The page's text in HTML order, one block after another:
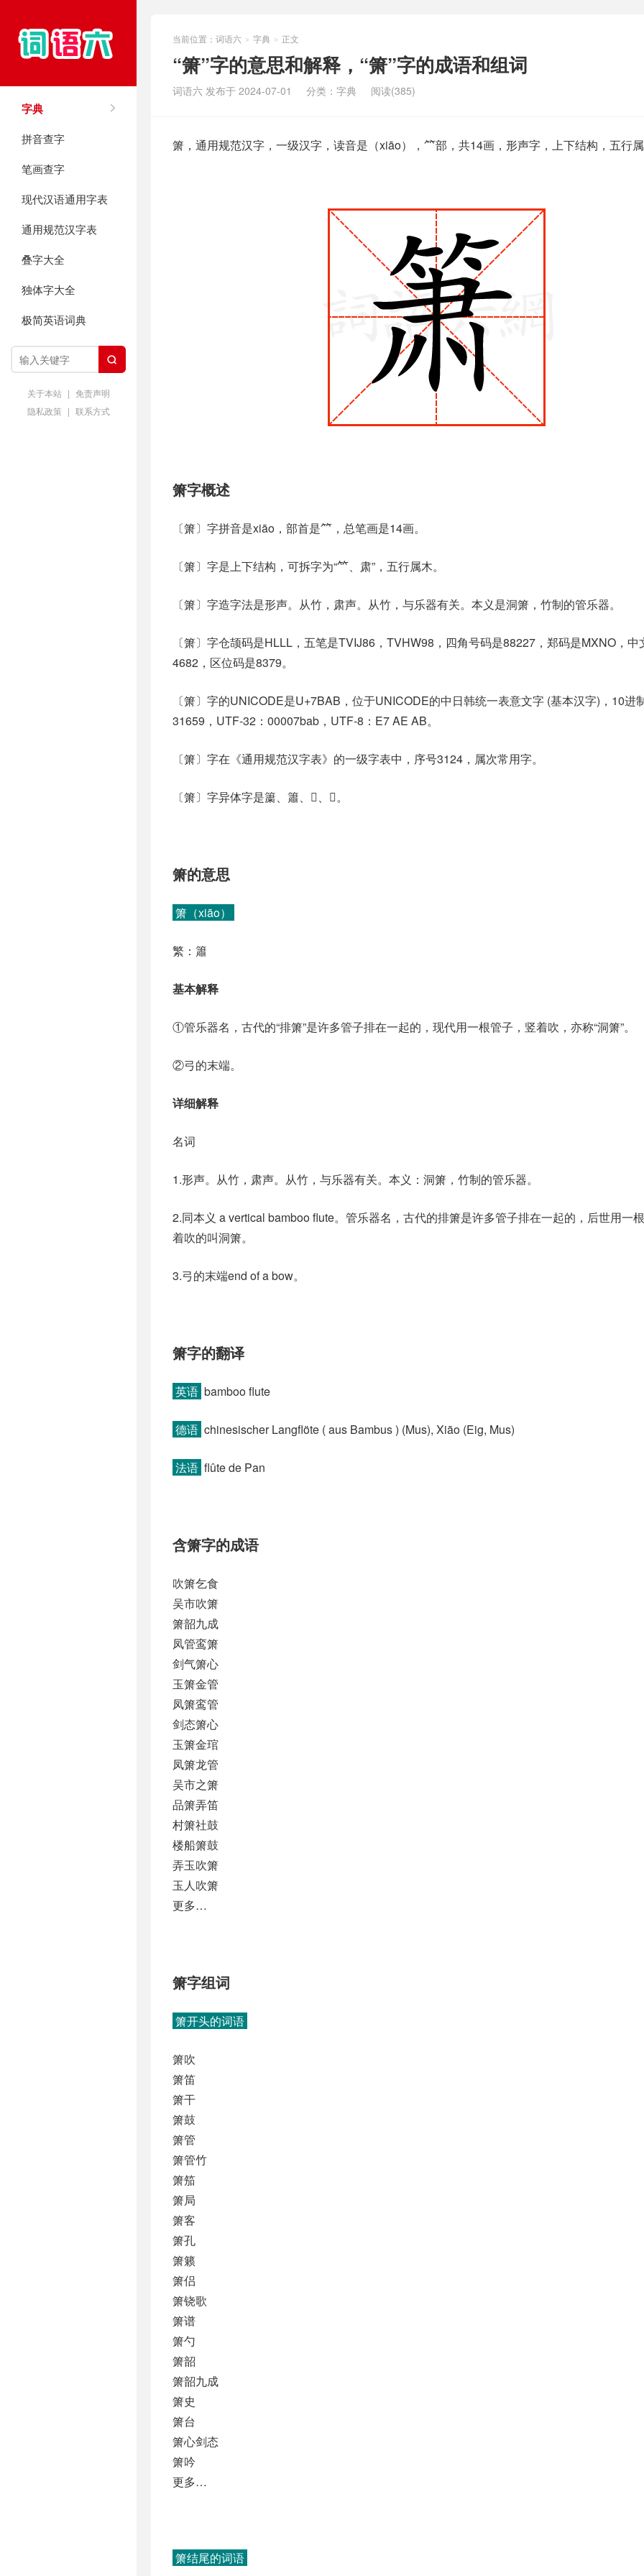
字典
拼音查字
笔画查字
现代汉语通用字表
通用规范汉字表
叠字大全
独体字大全
极简英语词典

关于本站 | 免责声明
隐私政策 | 联系方式
当前位置： 词语六 > 字典 > 正文
“箫”字的意思和解释，“箫”字的成语和组词
词语六 发布于 2024-07-01 分类： 字典 阅读(385)
箫，通用规范汉字，一级汉字，读音是（xiāo），⺮部，共14画，形声字，上下结构，五行
箫字概述
〔箫〕字拼音是xiāo，部首是⺮，总笔画是14画。
〔箫〕字是上下结构，可拆字为“𥫗、肃”，五行属木。
〔箫〕字造字法是形声。从竹，肃声。从竹，与乐器有关。本义是洞箫，竹制的管乐器。
〔箫〕字仓颉码是HLLL，五笔是TVIJ86，TVHW98，四角号码是88227，郑码是MXNO，中
4682，区位码是8379。
〔箫〕字的UNICODE是U+7BAB，位于UNICODE的中日韩统一表意文字 (基本汉字)，10进
31659，UTF-32：00007bab，UTF-8：E7 AE AB。
〔箫〕字在《通用规范汉字表》的一级字表中，序号3124，属次常用字。
〔箫〕字异体字是簘、簫、𪛕、𪛖。
箫的意思
箫（xiāo）
繁：簫
基本解释
①管乐器名，古代的“排箫”是许多管子排在一起的，现代用一根管子，竖着吹，亦称“洞箫”。
②弓的末端。
详细解释
名词
1.形声。从竹，肃声。从竹，与乐器有关。本义：洞箫，竹制的管乐器。
2.同本义 a vertical bamboo flute。管乐器名，古代的排箫是许多管子排在一起的，后世用一
着吹的叫洞箫。
3.弓的末端end of a bow。
箫字的翻译
英语 bamboo flute
德语 chinesischer Langflöte ( aus Bambus )​ (Mus)​, Xiāo (Eig, Mus)
法语 flûte de Pan
含箫字的成语
吹箫乞食
吴市吹箫
箫韶九成
凤管鸾箫
剑气箫心
玉箫金管
凤箫鸾管
剑态箫心
玉箫金琯
凤箫龙管
吴市之箫
品箫弄笛
村箫社鼓
楼船箫鼓
弄玉吹箫
玉人吹箫
更多…
箫字组词
箫开头的词语
箫吹
箫笛
箫干
箫鼓
箫管
箫管竹
箫笳
箫局
箫客
箫孔
箫籁
箫侣
箫铙歌
箫谱
箫勺
箫韶
箫韶九成
箫史
箫台
箫心剑态
箫吟
更多…
箫结尾的词语